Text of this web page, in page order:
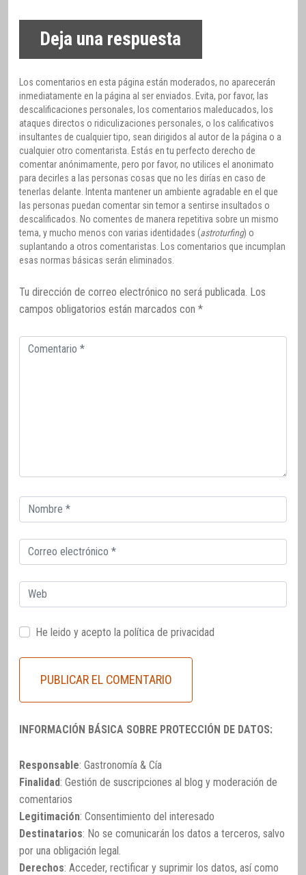
Deja una respuesta
Los comentarios en esta página están moderados, no aparecerán
inmediatamente en la página al ser enviados. Evita, por favor, las
descalificaciones personales, los comentarios maleducados, los
ataques directos o ridiculizaciones personales, o los calificativos
insultantes de cualquier tipo, sean dirigidos al autor de la página o a
cualquier otro comentarista. Estás en tu perfecto derecho de
comentar anónimamente, pero por favor, no utilices el anonimato
para decirles a las personas cosas que no les dirías en caso de
tenerlas delante. Intenta mantener un ambiente agradable en el que
las personas puedan comentar sin temor a sentirse insultados o
descalificados. No comentes de manera repetitiva sobre un mismo
tema, y mucho menos con varias identidades (astroturfing) o
suplantando a otros comentaristas. Los comentarios que incumplan
esas normas básicas serán eliminados.
Tu dirección de correo electrónico no será publicada. Los
campos obligatorios están marcados con *
Comentario
Correo
electrónico
Correo
electrónico
Web
He leido y acepto la política de privacidad
INFORMACIÓN BÁSICA SOBRE PROTECCIÓN DE DATOS:
Responsable: Gastronomía & Cía
Finalidad: Gestión de suscripciones al blog y moderación de
comentarios
Legitimación: Consentimiento del interesado
Destinatarios: No se comunicarán los datos a terceros, salvo
por una obligación legal.
Derechos: Acceder, rectificar y suprimir los datos, así como